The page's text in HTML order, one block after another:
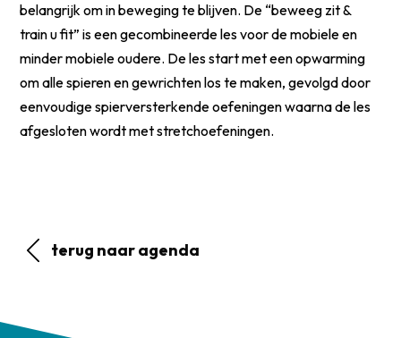
belangrijk om in beweging te blijven. De “beweeg zit &
train u fit” is een gecombineerde les voor de mobiele en
minder mobiele oudere. De les start met een opwarming
om alle spieren en gewrichten los te maken, gevolgd door
eenvoudige spierversterkende oefeningen waarna de les
afgesloten wordt met stretchoefeningen.
terug naar agenda